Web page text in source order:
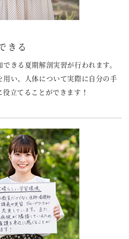
きる
きる夏期解剖実習が行われます。
い、人体について実際に自分の手
立てることができます！